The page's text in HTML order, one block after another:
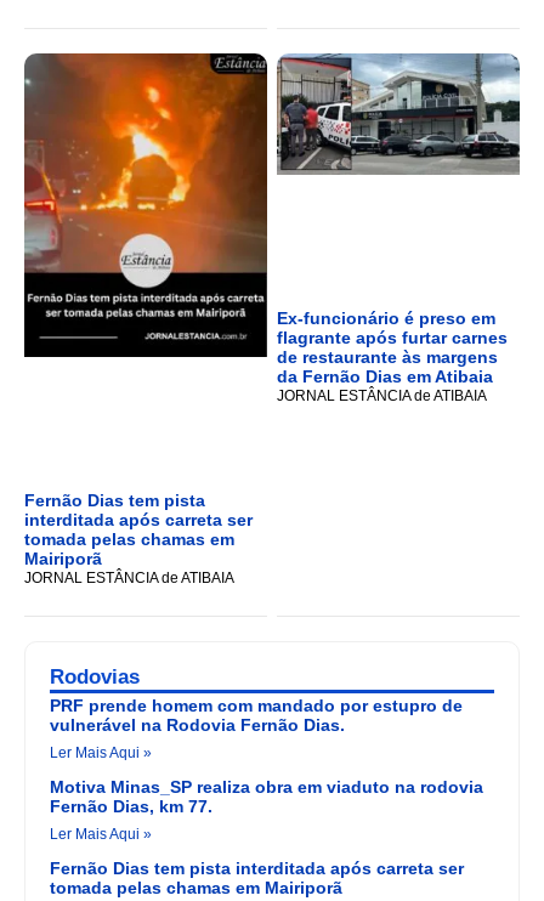
Fernão Dias tem pista
interditada após carreta ser
tomada pelas chamas em
Mairiporã
JORNAL ESTÂNCIA de ATIBAIA
Ex-funcionário é preso em
flagrante após furtar carnes
de restaurante às margens
da Fernão Dias em Atibaia
JORNAL ESTÂNCIA de ATIBAIA
Rodovias
PRF prende homem com mandado por estupro de
vulnerável na Rodovia Fernão Dias.
Ler Mais Aqui »
Motiva Minas_SP realiza obra em viaduto na rodovia
Fernão Dias, km 77.
Ler Mais Aqui »
Fernão Dias tem pista interditada após carreta ser
tomada pelas chamas em Mairiporã